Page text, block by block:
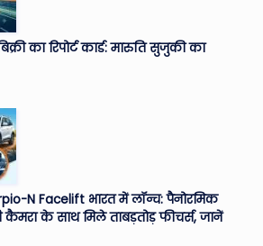
का रिपोर्ट कार्ड: मारुति सुजुकी का
N Facelift भारत में लॉन्च: पैनोरमिक
के साथ मिले ताबड़तोड़ फीचर्स, जानें